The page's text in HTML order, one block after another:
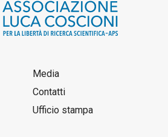
Media
Contatti
Ufficio stampa